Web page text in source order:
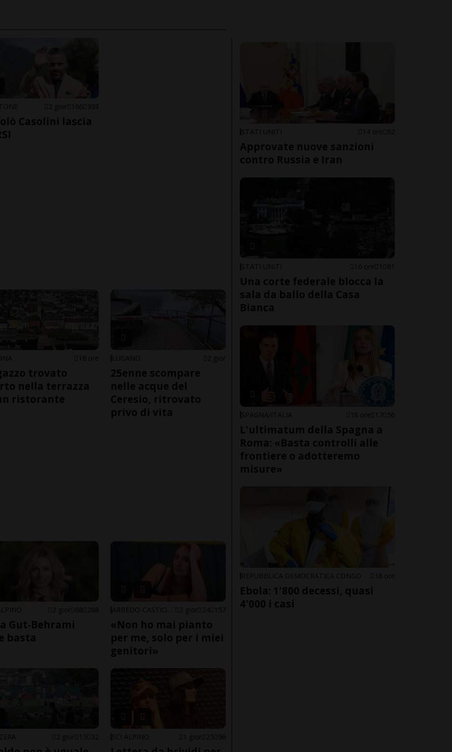
2 gior 166 393
Casolini lascia
18 ore
trovato
nella terrazza
ristorante
LUGANO 2 gior
25enne scompare
nelle acque del
Ceresio, ritrovato
privo di vita
2 gior 68 288
Gut-Behrami
basta
2 gior 24 157
«Non ho mai pianto
per me, solo per i miei
genitori»
2 gior 15 32 SCI ALPINO 1 gior 25 96
STATI UNITI 14 ore 62
Approvate nuove sanzioni
contro Russia e Iran
STATI UNITI 16 ore 1 61
Una corte federale blocca la
sala da ballo della Casa
Bianca
SPAGNA/ITALIA 18 ore 17 56
L'ultimatum della Spagna a
Roma: «Basta controlli alle
frontiere o adotteremo
misure»
REPUBBLICA DEMOCRATICA CONGO 18 ore
Ebola: 1'800 decessi, quasi
4'000 i casi